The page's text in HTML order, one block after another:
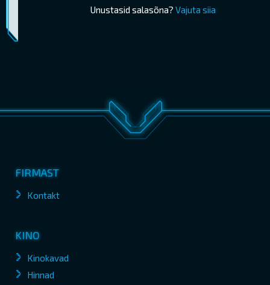
Unustasid salasõna? Vajuta siia
Piletimüük lõppes 04.06.2026 16:40 OSTA PILETID
FIRMAST
Kontakt
KINO
Kinokavad
Hinnad